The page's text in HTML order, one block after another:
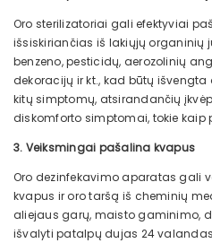
Oro sterilizatoriai gali efektyviai
išsiskiriančias iš lakiųjų organinių
benzeno, pesticidų, aerozolinių
dekoracijų ir kt., kad būtų
kitų simptomų, atsirandančių
diskomforto simptomai, tokie kaip
3. Veiksmingai pašalina kvapus
Oro dezinfekavimo aparatas gali
kvapus ir oro taršą iš cheminių
aliejaus garų, maisto gaminimo,
išvalyti patalpų dujas 24